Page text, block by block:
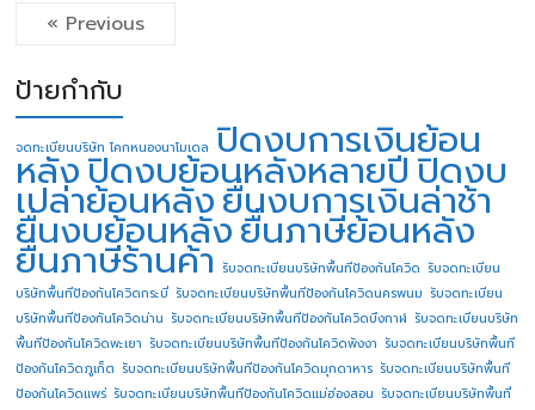
« Previous
ป้ายกำกับ
จดทะเบียนบริษัท โคกหนองนาโมเดล ปิดงบการเงินย้อน
หลังปิดงบย้อนหลังหลายปี ปิดงบ
เปล่าย้อนหลังยื่นงบการเงินล่าช้า
ยื่นงบย้อนหลังยื่นภาษีย้อนหลัง
ยื่นภาษีร้านค้า รับจดทะเบียนบริษัทพื้นทีป้องกันโควิด รับจดทะเบียน
บริษัทพื้นทีป้องกันโควิดกระบี่ รับจดทะเบียนบริษัทพื้นทีป้องกันโควิดนครพนม รับจดทะเบียน
บริษัทพื้นทีป้องกันโควิดน่าน รับจดทะเบียนบริษัทพื้นทีป้องกันโควิดบึงกาฬ รับจดทะเบียนบริษัท
พื้นทีป้องกันโควิดพะเยา รับจดทะเบียนบริษัทพื้นทีป้องกันโควิดพังงา รับจดทะเบียนบริษัทพื้นที
ป้องกันโควิดภูเก็ต รับจดทะเบียนบริษัทพื้นทีป้องกันโควิดมุกดาหาร รับจดทะเบียนบริษัทพื้นที
ป้องกันโควิดแพร่ รับจดทะเบียนบริษัทพื้นทีป้องกันโควิดแม่ฮ่องสอน รับจดทะเบียนบริษัทพื้นที่